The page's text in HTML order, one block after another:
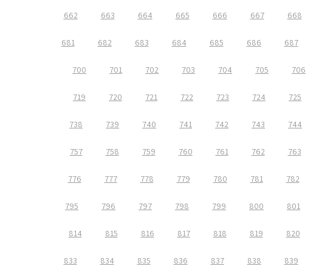
662 663 664 665 666 667 668
681 682 683 684 685 686 687
700 701 702 703 704 705 706
719 720 721 722 723 724 725
738 739 740 741 742 743 744
757 758 759 760 761 762 763
776 777 778 779 780 781 782
795 796 797 798 799 800 801
814 815 816 817 818 819 820
833 834 835 836 837 838 839